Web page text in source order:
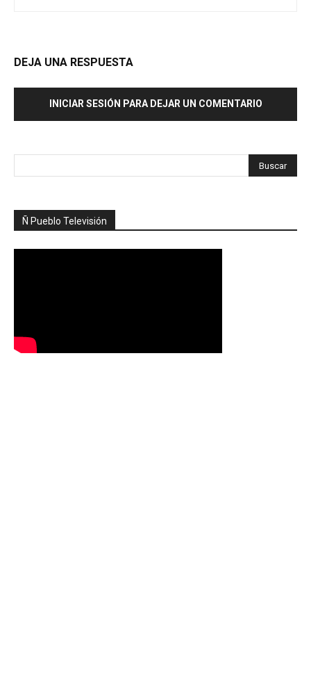
DEJA UNA RESPUESTA
INICIAR SESIÓN PARA DEJAR UN COMENTARIO
Ñ Pueblo Televisión